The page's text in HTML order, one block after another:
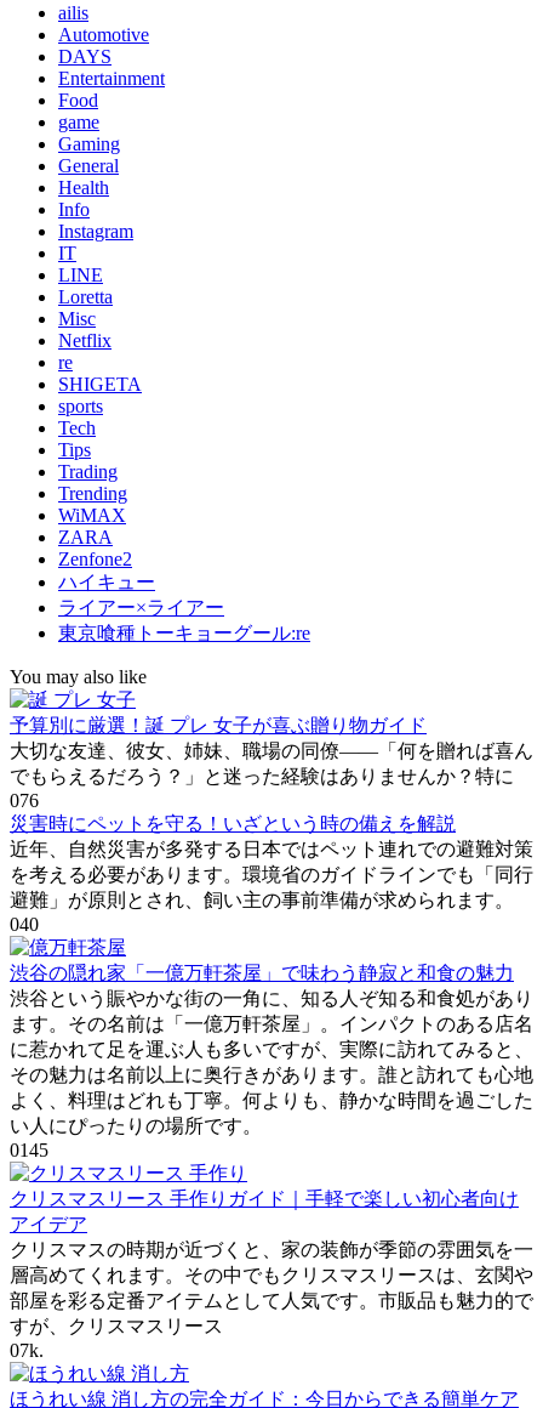
ailis
Automotive
DAYS
Entertainment
Food
game
Gaming
General
Health
Info
Instagram
IT
LINE
Loretta
Misc
Netflix
re
SHIGETA
sports
Tech
Tips
Trading
Trending
WiMAX
ZARA
Zenfone2
ハイキュー
ライアー×ライアー
東京喰種トーキョーグール:re
You may also like
予算別に厳選！誕 プレ 女子が喜ぶ贈り物ガイド
大切な友達、彼女、姉妹、職場の同僚――「何を贈れば喜ん
でもらえるだろう？」と迷った経験はありませんか？特に
076
災害時にペットを守る！いざという時の備えを解説
近年、自然災害が多発する日本ではペット連れでの避難対策
を考える必要があります。環境省のガイドラインでも「同行
避難」が原則とされ、飼い主の事前準備が求められます。
040
渋谷の隠れ家「一億万軒茶屋」で味わう静寂と和食の魅力
渋谷という賑やかな街の一角に、知る人ぞ知る和食処があり
ます。その名前は「一億万軒茶屋」。インパクトのある店名
に惹かれて足を運ぶ人も多いですが、実際に訪れてみると、
その魅力は名前以上に奥行きがあります。誰と訪れても心地
よく、料理はどれも丁寧。何よりも、静かな時間を過ごした
い人にぴったりの場所です。
0145
クリスマスリース 手作りガイド｜手軽で楽しい初心者向け
アイデア
クリスマスの時期が近づくと、家の装飾が季節の雰囲気を一
層高めてくれます。その中でもクリスマスリースは、玄関や
部屋を彩る定番アイテムとして人気です。市販品も魅力的で
すが、クリスマスリース
07k.
ほうれい線 消し方の完全ガイド：今日からできる簡単ケア